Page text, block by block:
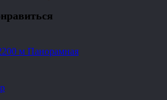
м Панорамная